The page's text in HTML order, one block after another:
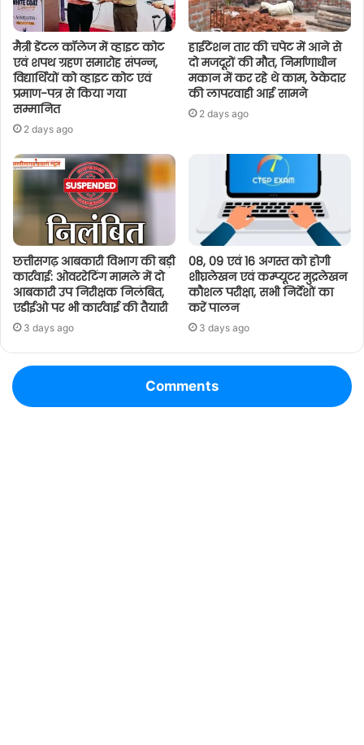
मैत्री डेंटल कॉलेज में व्हाइट कोट
एवं शपथ ग्रहण समारोह संपन्न,
विद्यार्थियों को व्हाइट कोट एवं
प्रमाण-पत्र से किया गया
सम्मानित
2 days ago
हाईटेंशन तार की चपेट में आने से
दो मजदूरों की मौत, निर्माणाधीन
मकान में कर रहे थे काम, ठेकेदार
की लापरवाही आई सामने
2 days ago
छत्तीसगढ़ आबकारी विभाग की बड़ी
कार्रवाई: ओवररेटिंग मामले में दो
आबकारी उप निरीक्षक निलंबित,
एडीईओ पर भी कार्रवाई की तैयारी
3 days ago
08, 09 एवं 16 अगस्त को होगी
शीघ्रलेखन एवं कम्प्यूटर मुद्रलेखन
कौशल परीक्षा, सभी निर्देशों का
करें पालन
3 days ago
Comments